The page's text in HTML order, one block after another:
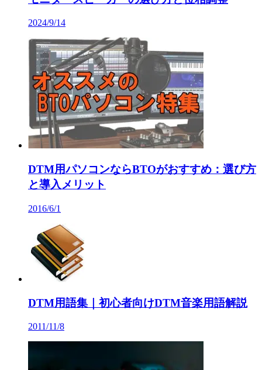
2024/9/14
DTM用パソコンならBTOがおすすめ：選び方
と導入メリット
2016/6/1
DTM用語集｜初心者向けDTM音楽用語解説
2011/11/8